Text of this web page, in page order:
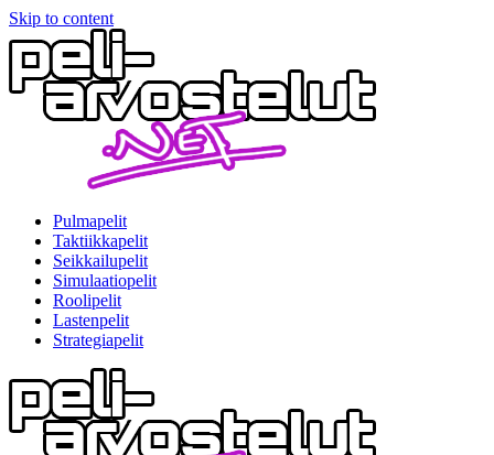
Skip to content
Pulmapelit
Taktiikkapelit
Seikkailupelit
Simulaatiopelit
Roolipelit
Lastenpelit
Strategiapelit